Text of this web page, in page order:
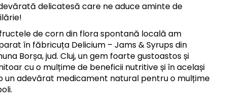
delicatesă care ne aduce aminte de
de corn din flora spontană locală am
în făbricuța Delicium – Jams & Syrups din
Borșa, jud. Cluj, un gem foarte gustoastos și
cu o mulțime de beneficii nutritive și în același
un adevărat medicament natural pentru o mulțime